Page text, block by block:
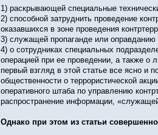
1) раскрывающей специальные
2) способной затруднить проведение
оказавшихся в зоне проведения
3) служащей пропаганде или оправданию
4) о сотрудниках специальных
операцией при ее проведении, а также о
первый взгляд в этой статье все ясно и
общественности о террористической
оперативного штаба по управлению
распространение информации,
Однако при этом из статьи